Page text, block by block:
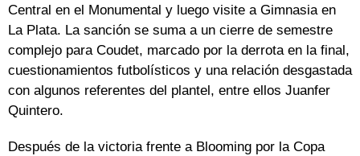
Central en el Monumental y luego visite a Gimnasia en
La Plata. La sanción se suma a un cierre de semestre
complejo para Coudet, marcado por la derrota en la final,
cuestionamientos futbolísticos y una relación desgastada
con algunos referentes del plantel, entre ellos Juanfer
Quintero.
Después de la victoria frente a Blooming por la Copa